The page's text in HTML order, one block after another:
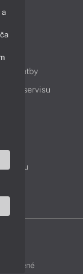
a platby
Cenník servisu
tovaru
a